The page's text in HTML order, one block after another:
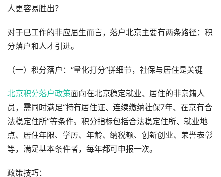
人更容易胜出？
对于已工作的非应届生而言，落户北京主要有两条路径：积
分落户和人才引进。
（一）积分落户：“量化打分”拼细节，社保与居住是关键
北京积分落户政策面向在北京稳定就业、居住的非京籍人
员，需同时满足“持有居住证、连续缴纳社保7年、在京有合
法稳定住所”等条件。积分指标包括合法稳定住所、就业地
点、居住年限、学历、年龄、纳税额、创新创业、荣誉表彰
等，满足基本条件者，每年都可申报一次。
政策技巧：